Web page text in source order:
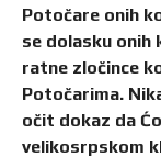
Potočare onih
se dolasku onih
ratne zločince
Potočarima.
očit dokaz da
velikosrpskom